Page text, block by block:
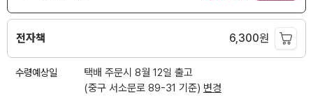
전자책 6,300원
수령예상일
택배 주문시 8월 12일 출고
(중구 서소문로 89-31 기준) 변경